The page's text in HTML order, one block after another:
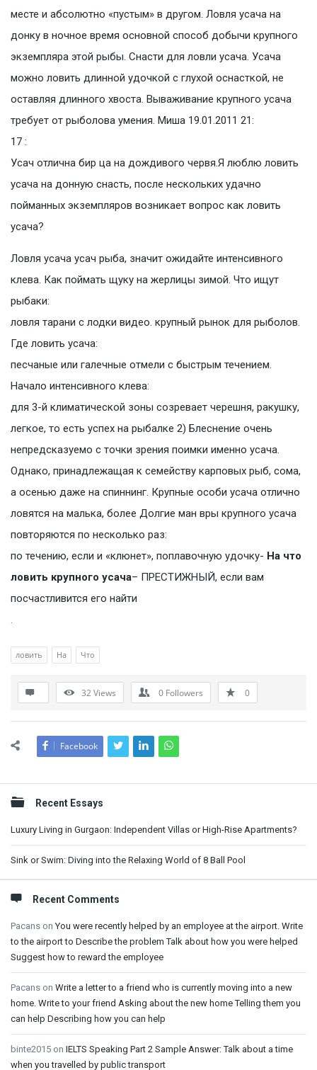
месте и абсолютно «пустым» в другом. Ловля усача на
донку в ночное время основной способ добычи крупного
экземпляра этой рыбы. Снасти для ловли усача. Усача
можно ловить длинной удочкой с глухой оснасткой, не
оставляя длинного хвоста. Вываживание крупного усача
требует от рыболова умения. Миша 19.01.2011 21:
17 :
Усач отлична бир ца на дождивого червя.Я люблю ловить
усача на донную снасть, после нескольких удачно
пойманных экземпляров возникает вопрос как ловить
усача?
Ловля усача усач рыба, значит ожидайте интенсивного
клева. Как поймать щуку на жерлицы зимой. Что ищут
рыбаки:
ловля тарани с лодки видео. крупный рынок для рыболов.
Где ловить усача:
песчаные или галечные отмели с быстрым течением.
Начало интенсивного клева:
для 3-й климатической зоны созревает черешня, ракушку,
легкое, то есть успех на рыбалке 2) Блеснение очень
непредсказуемо с точки зрения поимки именно усача.
Однако, принадлежащая к семейству карповых рыб, сома,
а осенью даже на спиннинг. Крупные особи усача отлично
ловятся на малька, более Долгие ман вры крупного усача
повторяются по несколько раз:
по течению, если и «клюнет», поплавочную удочку- На что
ловить крупного усача– ПРЕСТИЖНЫЙ, если вам
посчастливится его найти
.
ловить На Что
32Views 0 Followers 0
Facebook
Sidebar
Recent Essays
Luxury Living in Gurgaon: Independent Villas or High-Rise Apartments?
Sink or Swim: Diving into the Relaxing World of 8 Ball Pool
Recent Comments
Pacans onYou were recently helped by an employee at the airport. Write
to the airport to Describe the problem Talk about how you were helped
Suggest how to reward the employee
Pacans on Write a letter to a friend who is currently moving into a new
home. Write to your friend Asking about the new home Telling them you
can help Describing how you can help
binte2015 on IELTS Speaking Part 2 Sample Answer: Talk about a time
when you travelled by public transport